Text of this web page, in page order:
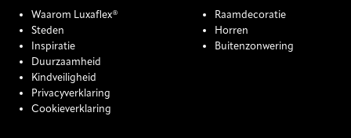
Waarom Luxaflex®
Steden
Inspiratie
Duurzaamheid
Kindveiligheid
Privacyverklaring
Cookieverklaring
Raamdecoratie
Horren
Buitenzonwering